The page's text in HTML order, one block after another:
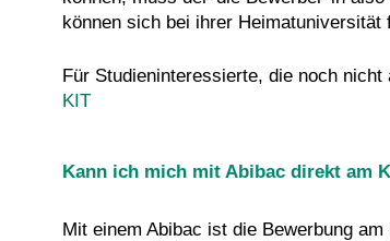
können sich bei ihrer
Für Studieninteressierte, die noch
KIT
Kann ich mich mit Abibac direkt am
Mit einem Abibac ist die Bewerbung